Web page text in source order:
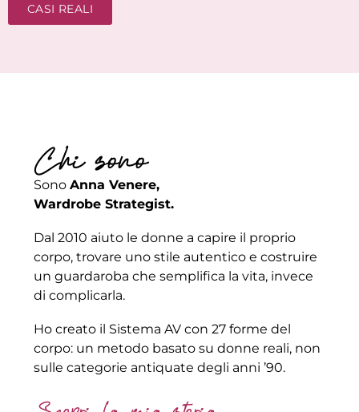
CASI REALI
Chi sono
Sono Anna Venere,
Wardrobe Strategist.
Dal 2010 aiuto le donne a capire il proprio
corpo, trovare uno stile autentico e costruire
un guardaroba che semplifica la vita, invece
di complicarla.
Ho creato il Sistema AV con 27 forme del
corpo: un metodo basato su donne reali, non
sulle categorie antiquate degli anni ’90.